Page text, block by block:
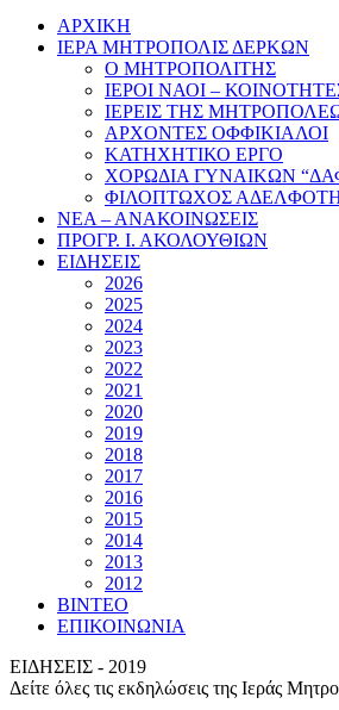
ΑΡΧΙΚΗ
ΙΕΡΑ ΜΗΤΡΟΠΟΛΙΣ ΔΕΡΚΩΝ
Ο ΜΗΤΡΟΠΟΛΙΤΗΣ
ΙΕΡΟΙ ΝΑΟΙ –
ΙΕΡΕΙΣ ΤΗΣ
ΑΡΧΟΝΤΕΣ ΟΦΦΙΚΙΑΛΟΙ
ΚΑΤΗΧΗΤΙΚΟ ΕΡΓΟ
ΧΟΡΩΔΙΑ ΓΥΝΑΙΚΩΝ
ΦΙΛΟΠΤΩΧΟΣ
ΝΕΑ – ΑΝΑΚΟΙΝΩΣΕΙΣ
ΠΡΟΓΡ. Ι. ΑΚΟΛΟΥΘΙΩΝ
ΕΙΔΗΣΕΙΣ
2026
2025
2024
2023
2022
2021
2020
2019
2018
2017
2016
2015
2014
2013
2012
ΒΙΝΤΕΟ
ΕΠΙΚΟΙΝΩΝΙΑ
ΕΙΔΗΣΕΙΣ - 2019
Δείτε όλες τις εκδηλώσεις της Ιεράς